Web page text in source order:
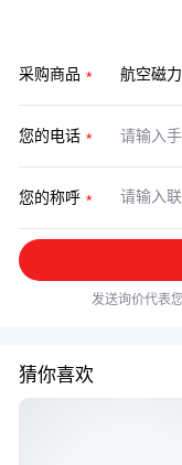
采购商品
您的电话
您的称呼
发送询价代表
猜你喜欢